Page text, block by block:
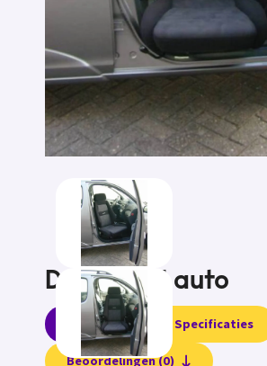
Draaistoel auto
Informatie Specificaties
Beoordelingen (0)